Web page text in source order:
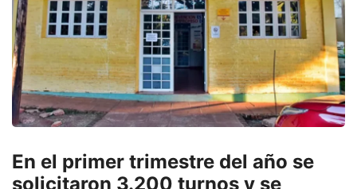
En el primer trimestre del año se
solicitaron 3.200 turnos y se